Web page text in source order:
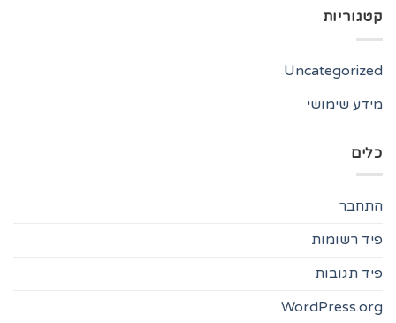
קטגוריות
Uncategorized
מידע שימושי
כלים
התחבר
פיד רשומות
פיד תגובות
WordPress.org